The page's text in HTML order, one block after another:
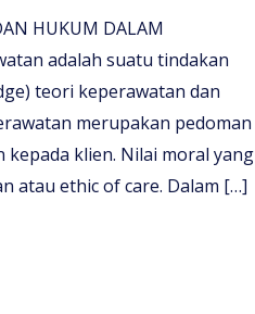
HUKUM DALAM
adalah suatu tindakan
teori keperawatan dan
merupakan pedoman
klien. Nilai moral yang
atau ethic of care. Dalam […]